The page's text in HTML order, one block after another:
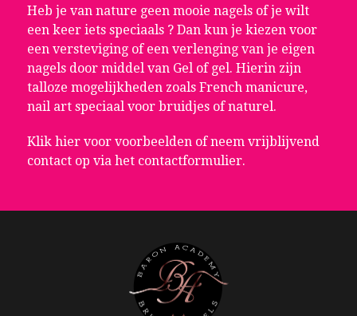
Heb je van nature geen mooie nagels of je wilt
een keer iets speciaals ? Dan kun je kiezen voor
een versteviging of een verlenging van je eigen
nagels door middel van Gel of gel. Hierin zijn
talloze mogelijkheden zoals French manicure,
nail art speciaal voor bruidjes of naturel.
Klik hier voor voorbeelden of neem vrijblijvend
contact op via het contactformulier.